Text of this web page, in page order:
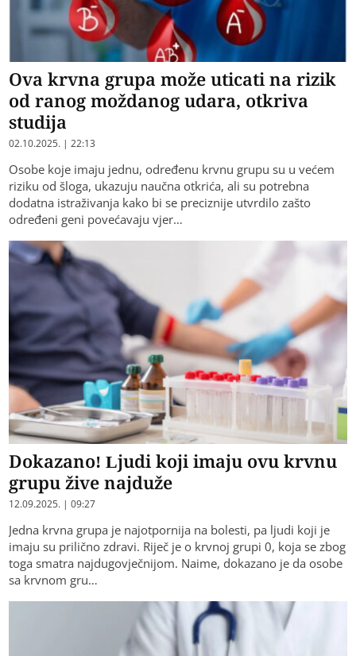
Ova krvna grupa može uticati na rizik
od ranog moždanog udara, otkriva
studija
02.10.2025. | 22:13
Osobe koje imaju jednu, određenu krvnu grupu su u većem
riziku od šloga, ukazuju naučna otkrića, ali su potrebna
dodatna istraživanja kako bi se preciznije utvrdilo zašto
određeni geni povećavaju vjer…
Dokazano! Ljudi koji imaju ovu krvnu
grupu žive najduže
12.09.2025. | 09:27
Jedna krvna grupa je najotpornija na bolesti, pa ljudi koji je
imaju su prilično zdravi. Riječ je o krvnoj grupi 0, koja se zbog
toga smatra najdugovječnijom. Naime, dokazano je da osobe
sa krvnom gru…